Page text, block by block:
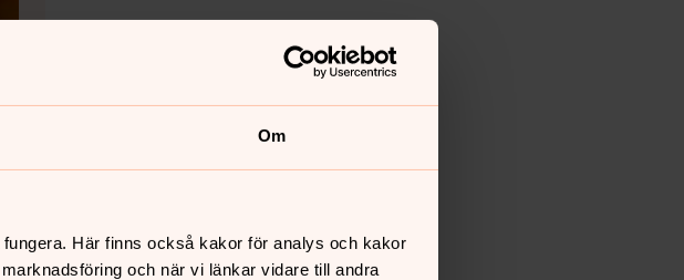
Om
Här finns också kakor för analys och kakor
och när vi länkar vidare till andra